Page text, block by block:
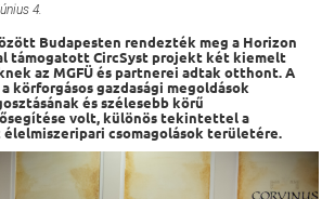
4.
Budapesten rendezték meg a Horizon
támogatott CircSyst projekt két kiemelt
az MGFÜ és partnerei adtak otthont. A
körforgásos gazdasági megoldások
és szélesebb körű
volt, különös tekintettel a
élelmiszeripari csomagolások területére.